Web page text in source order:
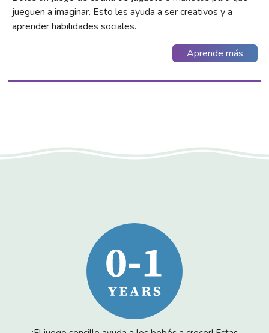
Aprende más
jueguen a imaginar. Esto les ayuda a ser creativos y a
aprender habilidades sociales.